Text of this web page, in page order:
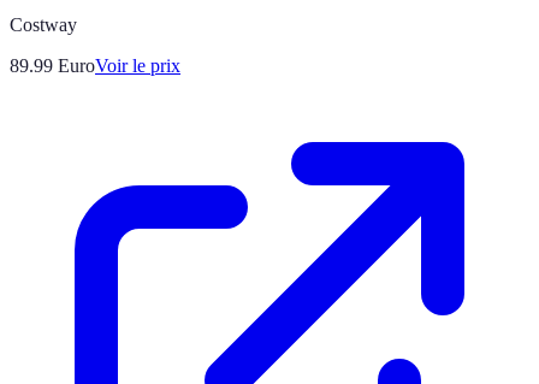
Costway
89.99 EuroVoir le prix